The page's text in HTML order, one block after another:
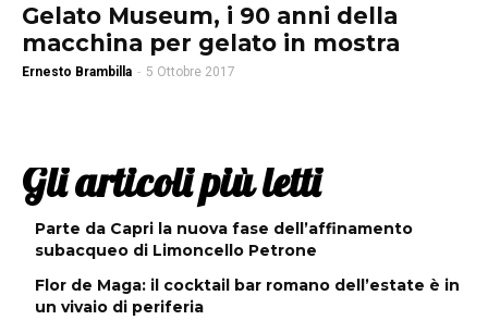
Gelato Museum, i 90 anni della
macchina per gelato in mostra
Ernesto Brambilla - 5 Ottobre 2017
Gli articoli più letti
Parte da Capri la nuova fase dell’affinamento
subacqueo di Limoncello Petrone
Flor de Maga: il cocktail bar romano dell’estate è in
un vivaio di periferia